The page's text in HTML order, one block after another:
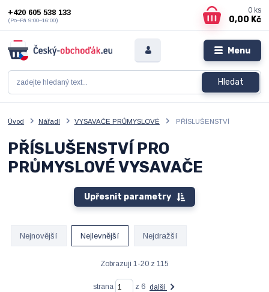
Menu
Hledat
+420 605 538 133
(Po–Pá 9:00–16:00)
0 ks
0,00 Kč
Úvod Nářadí VYSAVAČE PRŮMYSLOVÉ PŘÍSLUŠENSTVÍ
PŘÍSLUŠENSTVÍ PRO
PRŮMYSLOVÉ VYSAVAČE
Upřesnit parametry
Nejnovější Nejlevnější Nejdražší
Zobrazuji 1-20 z 115
strana z 6 další